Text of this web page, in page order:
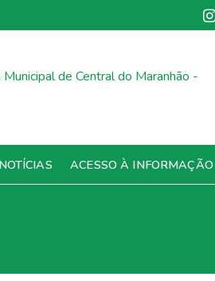
NOTÍCIAS ACESSO À INFORMAÇÃO